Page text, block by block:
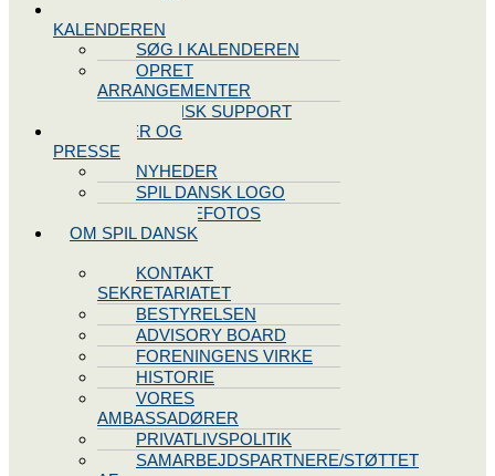
KALENDEREN
SØG I KALENDEREN
OPRET
ARRANGEMENTER
TEKNISK SUPPORT
NYHEDER OG
PRESSE
NYHEDER
SPIL DANSK LOGO
PRESSEFOTOS
OM SPIL DANSK
KONTAKT
SEKRETARIATET
BESTYRELSEN
ADVISORY BOARD
FORENINGENS VIRKE
HISTORIE
VORES
AMBASSADØRER
PRIVATLIVSPOLITIK
SAMARBEJDSPARTNERE/STØTTET